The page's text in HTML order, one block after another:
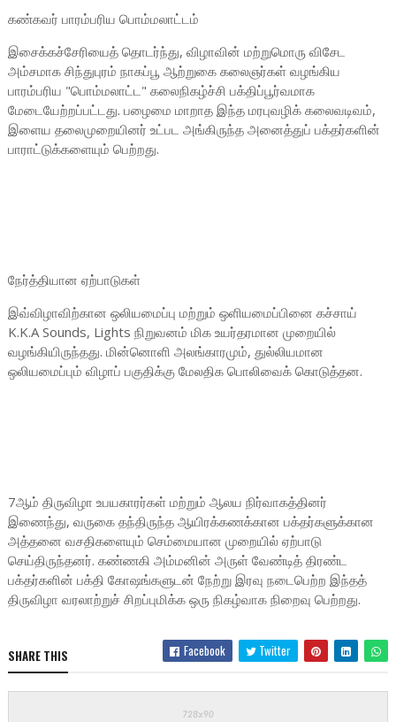
கண்கவர் பாரம்பரிய பொம்மலாட்டம்
இசைக்கச்சேரியைத் தொடர்ந்து, விழாவின் மற்றுமொரு விசேட
அம்சமாக சிந்துபுரம் நாகப்பூ ஆற்றுகை கலைஞர்கள் வழங்கிய
பாரம்பரிய "பொம்மலாட்ட" கலைநிகழ்ச்சி பக்திப்பூர்வமாக
மேடையேற்றப்பட்டது. பழைமை மாறாத இந்த மரபுவழிக் கலைவடிவம்,
இளைய தலைமுறையினர் உட்பட அங்கிருந்த அனைத்துப் பக்தர்களின்
பாராட்டுக்களையும் பெற்றது.
நேர்த்தியான ஏற்பாடுகள்
இவ்விழாவிற்கான ஒலியமைப்பு மற்றும் ஒளியமைப்பினை கச்சாய்
K.K.A Sounds, Lights நிறுவனம் மிக உயர்தரமான முறையில்
வழங்கியிருந்தது. மின்னொளி அலங்காரமும், துல்லியமான
ஒலியமைப்பும் விழாப் பகுதிக்கு மேலதிக பொலிவைக் கொடுத்தன.
7ஆம் திருவிழா உபயகாரர்கள் மற்றும் ஆலய நிர்வாகத்தினர்
இணைந்து, வருகை தந்திருந்த ஆயிரக்கணக்கான பக்தர்களுக்கான
அத்தனை வசதிகளையும் செம்மையான முறையில் ஏற்பாடு
செய்திருந்தனர். கண்ணகி அம்மனின் அருள் வேண்டித் திரண்ட
பக்தர்களின் பக்தி கோஷங்களுடன் நேற்று இரவு நடைபெற்ற இந்தத்
திருவிழா வரலாற்றுச் சிறப்புமிக்க ஒரு நிகழ்வாக நிறைவு பெற்றது.
SHARE THIS Facebook Twitter